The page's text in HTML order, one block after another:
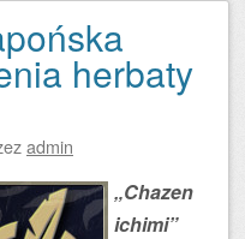
herbaty
admin
„Chazen
ichimi”